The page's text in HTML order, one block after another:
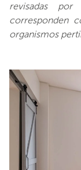
revisadas
corresponden
organismos